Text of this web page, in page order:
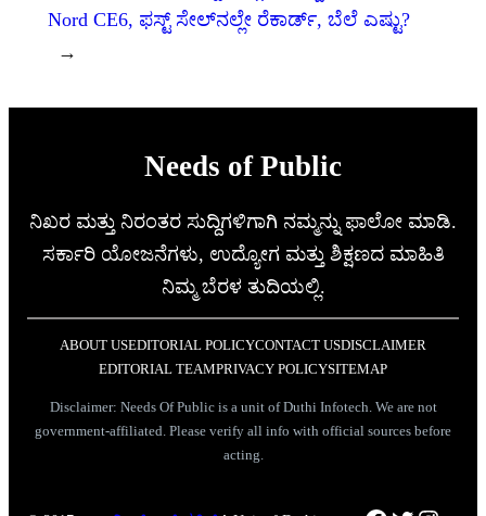
Nord CE6, ಫಸ್ಟ್ ಸೇಲ್‌ನಲ್ಲೇ ರೆಕಾರ್ಡ್, ಬೆಲೆ ಎಷ್ಟು?
→
Needs of Public
ನಿಖರ ಮತ್ತು ನಿರಂತರ ಸುದ್ದಿಗಳಿಗಾಗಿ ನಮ್ಮನ್ನು ಫಾಲೋ ಮಾಡಿ.
ಸರ್ಕಾರಿ ಯೋಜನೆಗಳು, ಉದ್ಯೋಗ ಮತ್ತು ಶಿಕ್ಷಣದ ಮಾಹಿತಿ
ನಿಮ್ಮ ಬೆರಳ ತುದಿಯಲ್ಲಿ.
ABOUT USEDITORIAL POLICYCONTACT USDISCLAIMER
EDITORIAL TEAMPRIVACY POLICYSITEMAP
Disclaimer: Needs Of Public is a unit of Duthi Infotech. We are not
government-affiliated. Please verify all info with official sources before
acting.